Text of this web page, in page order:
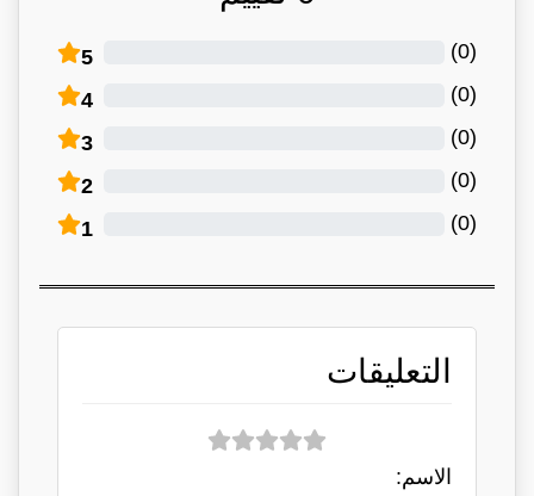
5 (
0
)
4 (
0
)
3 (
0
)
2 (
0
)
1 (
0
)
التعليقات
الاسم: